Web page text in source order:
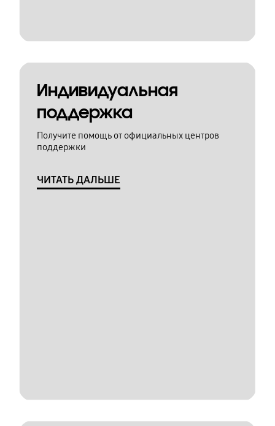
Индивидуальная
поддержка
Получите помощь от официальных центров
поддержки
ЧИТАТЬ ДАЛЬШЕ